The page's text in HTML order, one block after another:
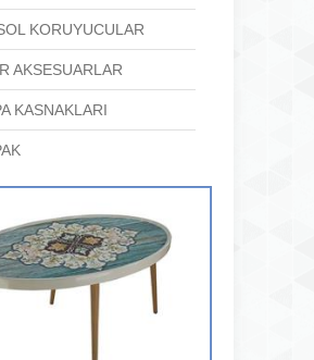
KORUYUCULAR
AKSESUARLAR
KASNAKLARI